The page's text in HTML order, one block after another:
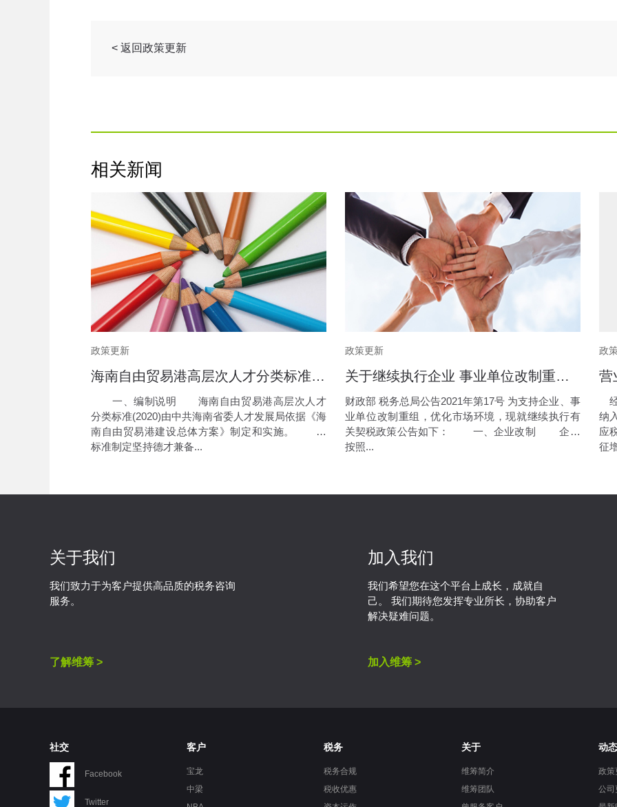
< 返回政策更新
相关新闻
政策更新
海南自由贸易港高层次人才分类标准(2020)
一、编制说明 海南自由贸易港高层次人才
分类标准(2020)由中共海南省委人才发展局依据《海
南自由贸易港建设总体方案》制定和实施。 本
标准制定坚持德才兼备...
政策更新
关于继续执行企业 事业单位改制重组有关契税政策的公告
财政部 税务总局公告2021年第17号 为支持企业、事
业单位改制重组，优化市场环境，现就继续执行有
关契税政策公告如下： 一、企业改制 企业
按照...
政
纳
应
征
关于我们
我们致力于为客户提供高品质的税务咨询
服务。
了解维筹 >
加入我们
我们希望您在这个平台上成长，成就自
己。 我们期待您发挥专业所长，协助客户
解决疑难问题。
加入维筹 >
社交
Facebook
Twitter
客户
宝龙
中梁
税务
税务合规
税收优惠
关于
维筹简介
维筹团队
动态
政策
公司